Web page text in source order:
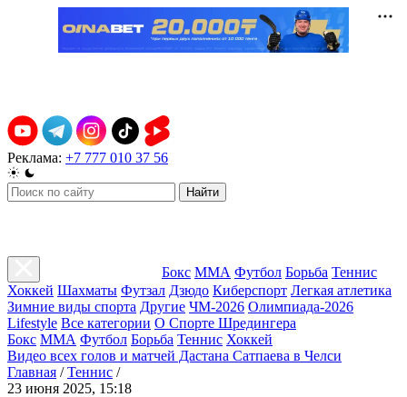
Реклама: +7 777 010 37 56
Найти
Бокс ММА Футбол Борьба Теннис
Хоккей Шахматы Футзал Дзюдо Киберспорт Легкая атлетика
Зимние виды спорта Другие ЧМ-2026 Олимпиада-2026
Lifestyle Все категории О Спорте Шредингера
Бокс ММА Футбол Борьба Теннис Хоккей
Видео всех голов и матчей Дастана Сатпаева в Челси
Главная / Теннис /
23 июня 2025, 15:18